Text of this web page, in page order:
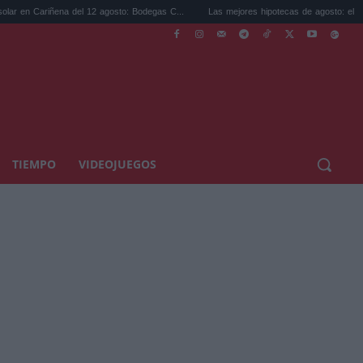
12 agosto: Bodegas C... Las mejores hipotecas de agosto: el TAE más compet...
TIEMPO VIDEOJUEGOS